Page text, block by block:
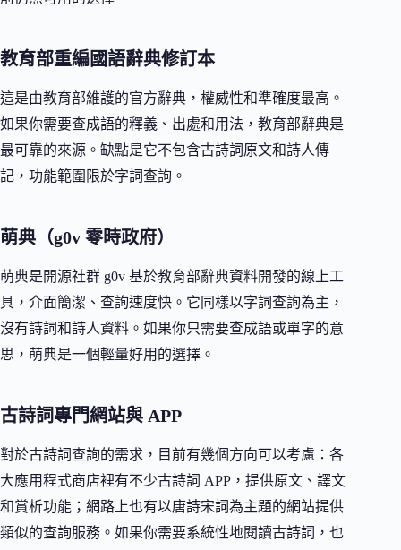
教育部重編國語辭典修訂本
這是由教育部維護的官方辭典，權威性和準確度最高。
如果你需要查成語的釋義、出處和用法，教育部辭典是
最可靠的來源。缺點是它不包含古詩詞原文和詩人傳
記，功能範圍限於字詞查詢。
萌典（g0v 零時政府）
萌典是開源社群 g0v 基於教育部辭典資料開發的線上工
具，介面簡潔、查詢速度快。它同樣以字詞查詢為主，
沒有詩詞和詩人資料。如果你只需要查成語或單字的意
思，萌典是一個輕量好用的選擇。
古詩詞專門網站與 APP
對於古詩詞查詢的需求，目前有幾個方向可以考慮：各
大應用程式商店裡有不少古詩詞 APP，提供原文、譯文
和賞析功能；網路上也有以唐詩宋詞為主題的網站提供
類似的查詢服務。如果你需要系統性地閱讀古詩詞，也